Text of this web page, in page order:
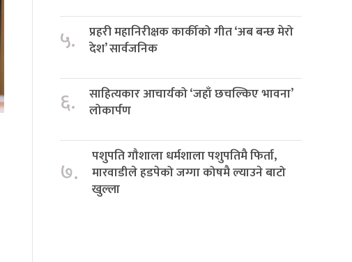
५.
प्रहरी महानिरीक्षक कार्कीको गीत ‘अब बन्छ मेरो
देश’ सार्वजनिक
६.
साहित्यकार आचार्यको ‘जहाँ छचल्किए भावना’
लोकार्पण
७.
पशुपति गौशाला धर्मशाला पशुपतिमै फिर्ता,
मारवाडीले हडपेको जग्गा कोषमै ल्याउने बाटो
खुल्ला